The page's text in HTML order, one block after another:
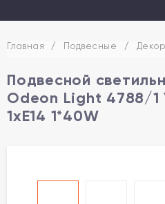
Главная / Подвесные /
Подвесной
Odeon Light 4788/1
1xE14 1*40W